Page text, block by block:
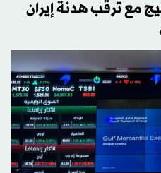
مع ترقب هدنة إيران